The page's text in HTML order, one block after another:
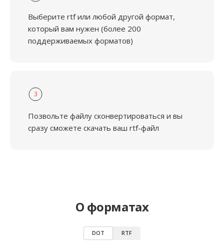
Выберите rtf или любой другой формат,
который вам нужен (более 200
поддерживаемых форматов)
3
Позвольте файлу сконвертироваться и вы
сразу сможете скачать ваш rtf-файл
О форматах
DOT RTF